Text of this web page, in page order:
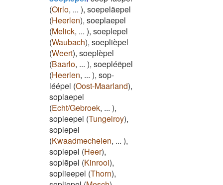
(Oirlo, ... ), soepeläepel
(Heerlen), soeplaepel
(Melick, ... ), soeplepel
(Waubach), soeplièpel
(Weert), soeplèpel
(Baarlo, ... ), soepléëpel
(Heerlen, ... ), sop-
léépel (Oost-Maarland),
soplaepel
(Echt/Gebroek, ... ),
sopleepel (Tungelroy),
soplepel
(Kwaadmechelen, ... ),
soplepəl (Heer),
soplēpəl (Kinrooi),
soplieepel (Thorn),